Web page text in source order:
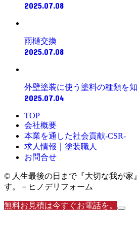
2025.07.08
雨樋交換
2025.07.08
外壁塗装に使う塗料の種類を知
2025.07.04
TOP
会社概要
本業を通した社会貢献-CSR-
求人情報｜塗装職人
お問合せ
© 人生最後の日まで『大切な我が家
す。－ヒノデリフォーム
無料お見積は今すぐお電話を。